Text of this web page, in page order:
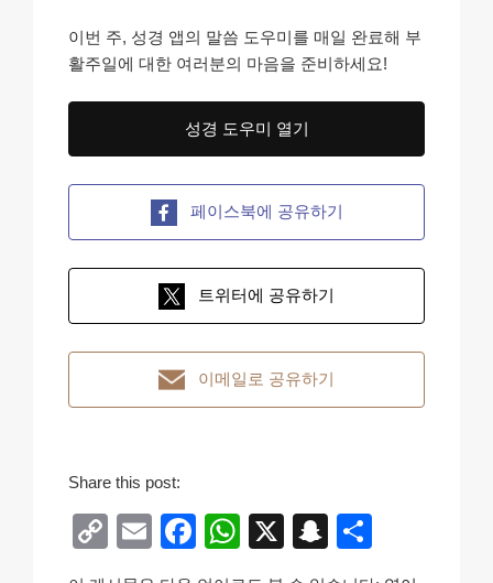
이번 주, 성경 앱의 말씀 도우미를 매일 완료해 부
활주일에 대한 여러분의 마음을 준비하세요!
성경 도우미 열기
페이스북에 공유하기
트위터에 공유하기
이메일로 공유하기
Share this post:
C
o
E
m
F
a
W
X
S